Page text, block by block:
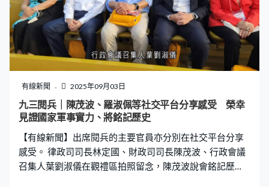
有線新聞 2025年09月03日
九三閱兵｜陳茂波、羅淑佩等社交平台分享感受 榮幸
見證國家軍事實力、將銘記歷史
【有線新聞】出席閱兵的主要官員亦分別在社交平台分享
感受。 律政司司長林定國、財政司司長陳茂波、行政會議
召集人葉劉淑儀在觀禮區拍照留念，陳茂波說會銘記歷